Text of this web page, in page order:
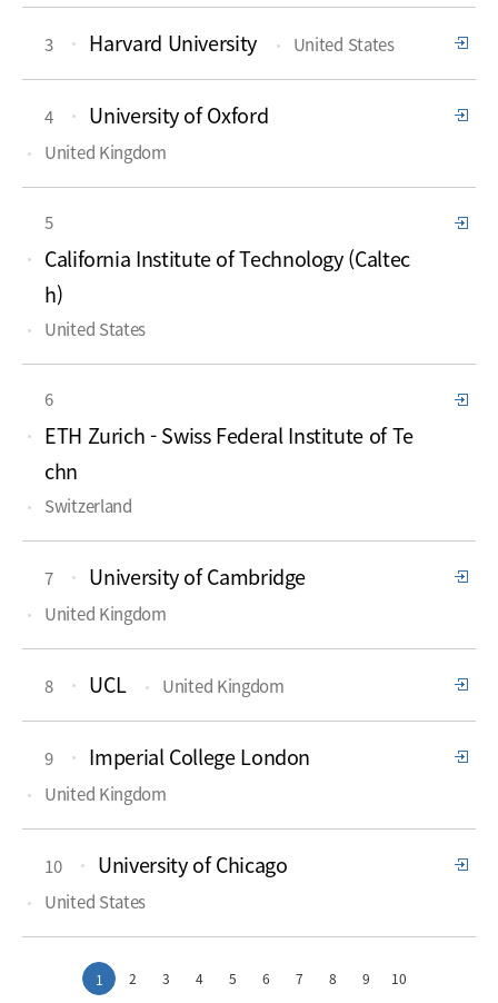
3 Harvard University United States
4 University of Oxford
United Kingdom
5
California Institute of Technology (Caltec
h)
United States
6
ETH Zurich - Swiss Federal Institute of Te
chn
Switzerland
7 University of Cambridge
United Kingdom
8 UCL United Kingdom
9 Imperial College London
United Kingdom
10 University of Chicago
United States
1 2 3 4 5 6 7 8 9 10